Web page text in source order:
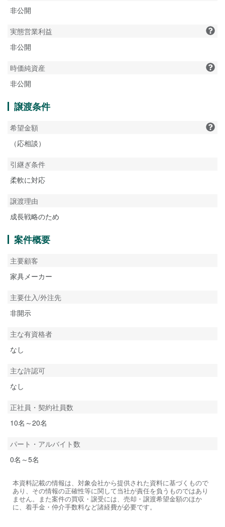
非公開
実態営業利益
非公開
時価純資産
非公開
譲渡条件
希望金額
（応相談）
引継ぎ条件
柔軟に対応
譲渡理由
成長戦略のため
案件概要
主要顧客
家具メーカー
主要仕入/外注先
非開示
主な有資格者
なし
主な許認可
なし
正社員・契約社員数
10名～20名
パート・アルバイト数
0名～5名
本資料記載の情報は、対象会社から提供された資料に基づくもので
あり、その情報の正確性等に関して当社が責任を負うものではあり
ません。また案件の買収・譲受には、売却・譲渡希望金額のほか
に、着手金・仲介手数料など諸経費が必要です。